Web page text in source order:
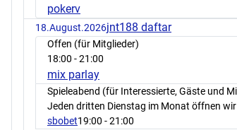
pokerv
18.August.2026jnt188 daftar
Offen (für Mitglieder)
18:00 - 21:00
mix parlay
Spieleabend (für Interessierte, Gäste und
Jeden dritten Dienstag im Monat öffnen
sbobet19:00 - 21:00